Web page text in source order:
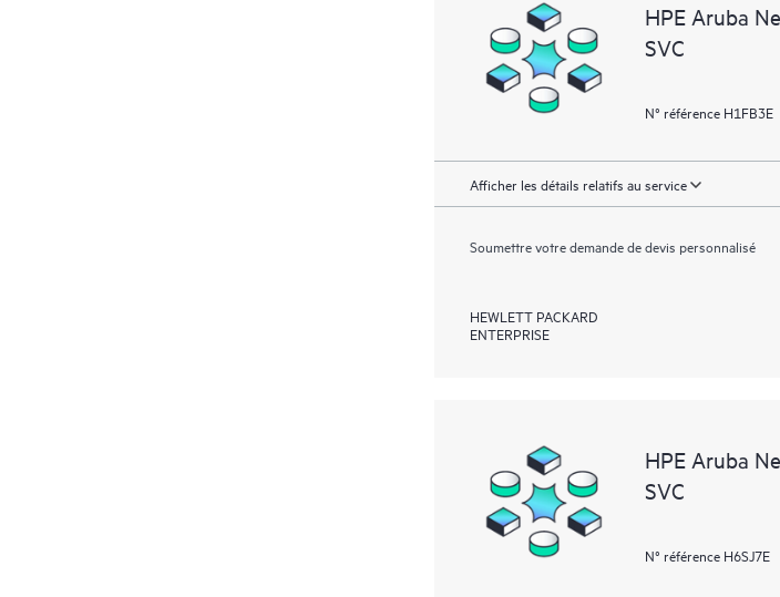
HPE Aruba
SVC
N° référence H1FB3E
Afficher les détails relatifs au service
Soumettre votre demande de devis personnalisé
HEWLETT PACKARD
ENTERPRISE
HPE Aruba
SVC
N° référence H6SJ7E